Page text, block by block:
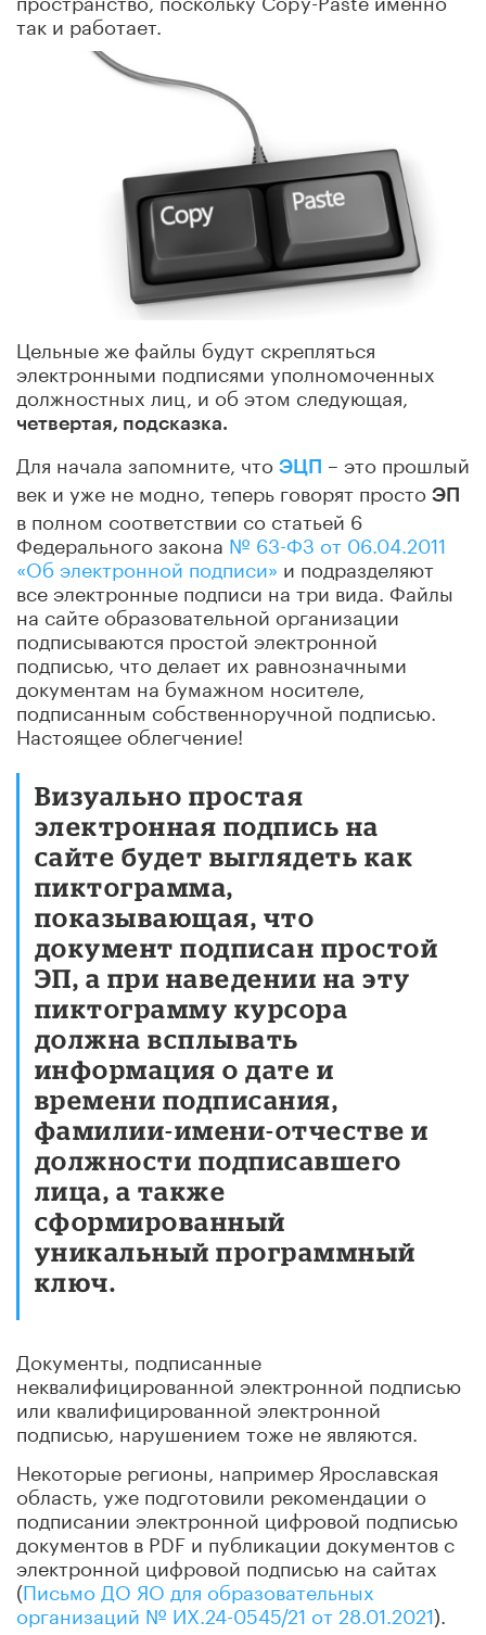
так и работает.
Цельные же файлы будут скрепляться
электронными подписями уполномоченных
должностных лиц, и об этом следующая,
четвертая, подсказка.
Для начала запомните, что ЭЦП – это прошлый
век и уже не модно, теперь говорят просто ЭП
в полном соответствии со статьей 6
Федерального закона № 63-ФЗ от 06.04.2011
«Об электронной подписи» и подразделяют
все электронные подписи на три вида. Файлы
на сайте образовательной организации
подписываются простой электронной
подписью, что делает их равнозначными
документам на бумажном носителе,
подписанным собственноручной подписью.
Настоящее облегчение!
Визуально простая
электронная подпись на
сайте будет выглядеть как
пиктограмма,
показывающая, что
документ подписан простой
ЭП, а при наведении на эту
пиктограмму курсора
должна всплывать
информация о дате и
времени подписания,
фамилии-имени-отчестве и
должности подписавшего
лица, а также
сформированный
уникальный программный
ключ.
Документы, подписанные
неквалифицированной электронной подписью
или квалифицированной электронной
подписью, нарушением тоже не являются.
Некоторые регионы, например Ярославская
область, уже подготовили рекомендации о
подписании электронной цифровой подписью
документов в PDF и публикации документов с
электронной цифровой подписью на сайтах
(Письмо ДО ЯО для образовательных
организаций № ИХ.24-0545/21 от 28.01.2021).